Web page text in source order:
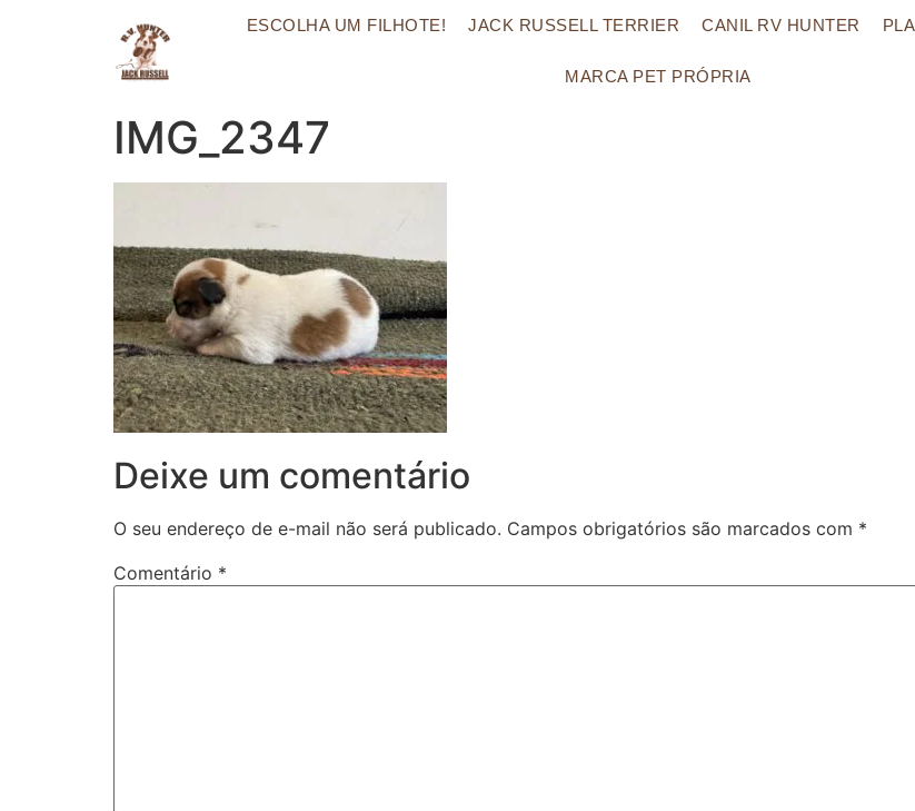
ESCOLHA UM FILHOTE! JACK RUSSELL TERRIER CANIL RV HUNTER
MARCA PET PRÓPRIA
IMG_2347
Deixe um comentário
O seu endereço de e-mail não será publicado. Campos obrigatórios são marcados com *
Comentário *